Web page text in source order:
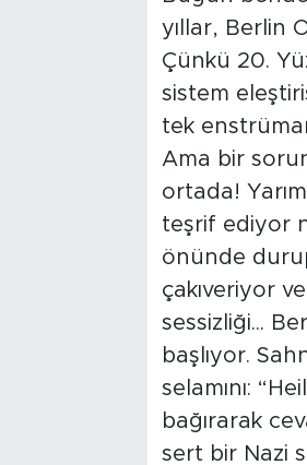
yıllar, Berlin
Çünkü 20.
sistem
tek
Ama bir
ortada!
teşrif ediyor
önünde
çakıveriyor
sessizliği...
başlıyor.
selamını:
bağırarak
sert bir Nazi
Resmi İlanlar